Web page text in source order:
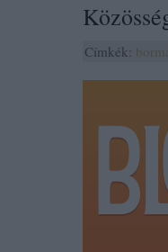
Címkék: